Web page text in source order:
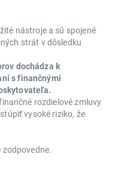
nástroje a sú spojené
strát v dôsledku
dochádza k
s finančnými
rozdielové zmluvy
vysoké riziko, že